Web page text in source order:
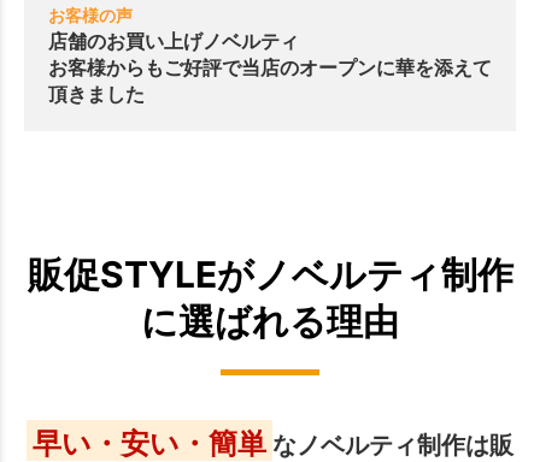
お客様の声
店舗のお買い上げノベルティ
お客様からもご好評で当店のオープンに華を添えて
頂きました
販促STYLEがノベルティ制作
に選ばれる理由
早い・安い・簡単 なノベルティ制作は販